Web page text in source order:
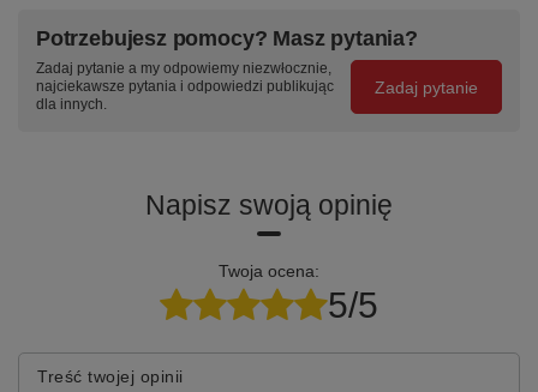
Potrzebujesz pomocy? Masz pytania?
Zadaj pytanie a my odpowiemy niezwłocznie,
najciekawsze pytania i odpowiedzi publikując
dla innych.
Zadaj pytanie
Napisz swoją opinię
Twoja ocena:
5/5
Treść twojej opinii